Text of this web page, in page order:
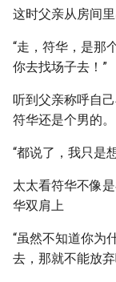
这时父亲从房间
“走，符华，是那
你去找场子去！”
听到父亲称呼自
符华还是个男的。
“都说了，我只是
太太看符华不像
华双肩上
“虽然不知道你为
去，那就不能放